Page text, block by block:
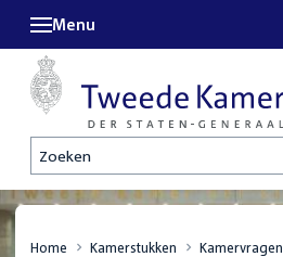
Zoeken
Menu
Home Kamerstukken Kamervragen